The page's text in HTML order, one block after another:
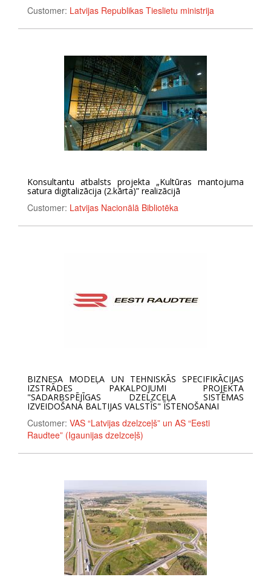
Customer: Latvijas Republikas Tieslietu ministrija
Konsultantu atbalsts projekta „Kultūras mantojuma
satura digitalizācija (2.kārta)” realizācijā
Customer: Latvijas Nacionālā Bibliotēka
BIZNESA MODEĻA UN TEHNISKĀS SPECIFIKĀCIJAS
IZSTRĀDES PAKALPOJUMI PROJEKTA
"SADARBSPĒJĪGAS DZELZCEĻA SISTĒMAS
IZVEIDOŠANA BALTIJAS VALSTĪS" ĪSTENOŠANAI
Customer: VAS “Latvijas dzelzceļš” un AS “Eesti
Raudtee” (Igaunijas dzelzceļš)